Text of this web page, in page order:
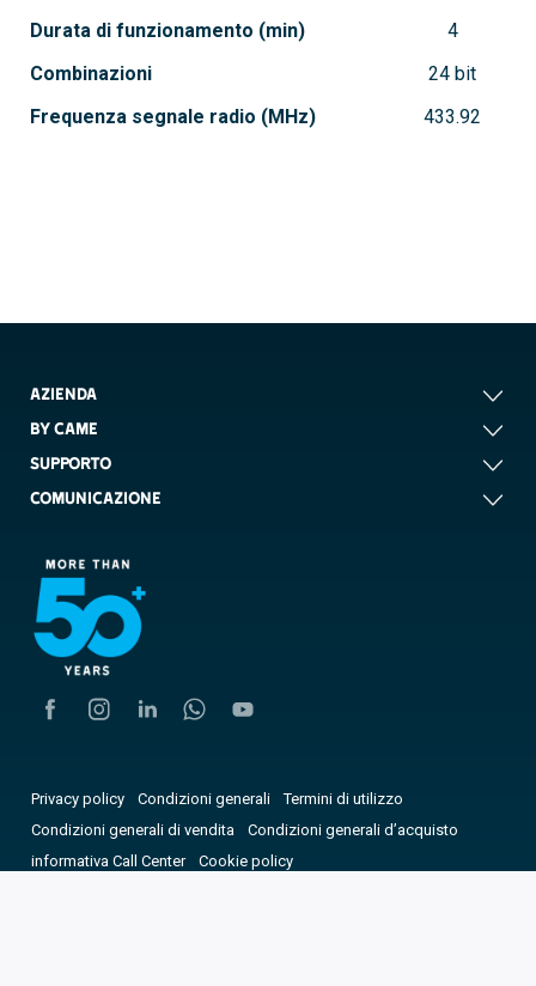
Durata di funzionamento (min)
Combinazioni
Frequenza segnale radio (MHz)
4
24 bit
433.92
AZIENDA
BY CAME
SUPPORTO
COMUNICAZIONE
Privacy policy Condizioni generali
Termini di utilizzo
Condizioni generali di vendita
Condizioni generali d’acquisto
informativa Call Center
Cookie policy